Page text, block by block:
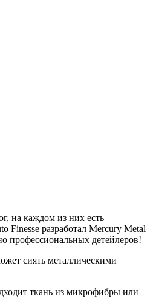
на каждом из них есть
Finesse разработал Mercury Metal
профессиональных детейлеров!
сиять металлическими
ткань из микрофибры или